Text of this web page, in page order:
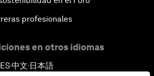
profesionales
en otros idiomas
ES▪中文▪ 日本語